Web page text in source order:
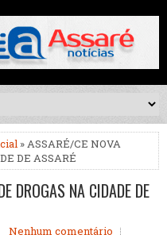
» ASSARÉ/CE NOVA
DE ASSARÉ
DROGAS NA CIDADE DE
Nenhum comentário